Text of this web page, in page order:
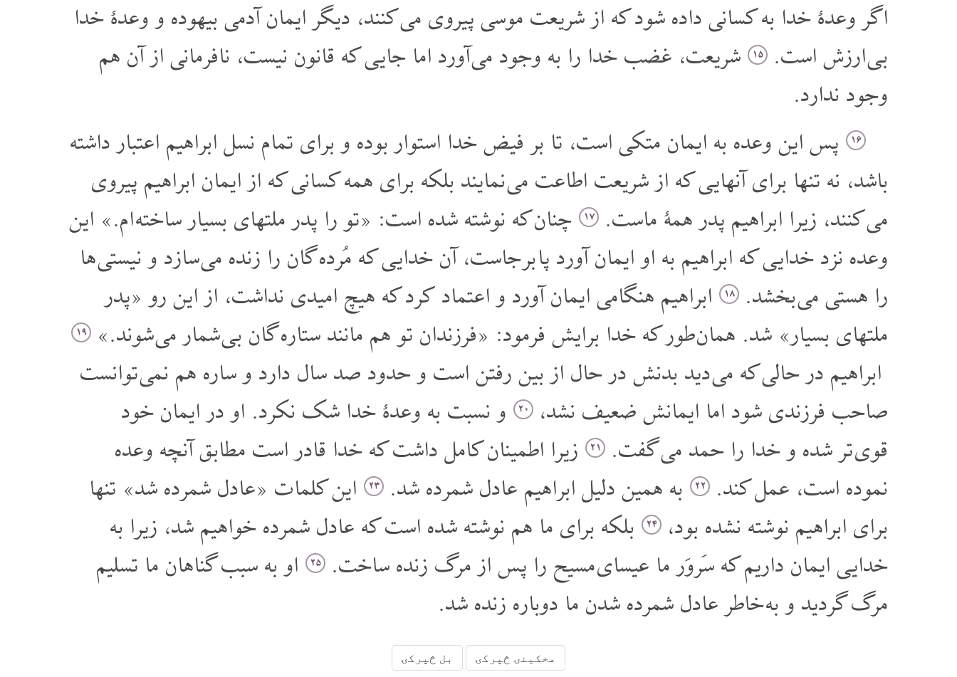
اگر وعدۀ خدا به کسانی داده شود که از شریعت موسی پیروی می کنند، دیگر ایمان آدمی بیهوده و وعدۀ خدا
بی ارزش است.
۱۵
شریعت، غضب خدا را به وجود می آورد اما جایی که قانون نیست، نافرمانی از آن هم
وجود ندارد.
۱۶
پس این وعده به ایمان متکی است، تا بر فیض خدا استوار بوده و برای تمام نسل ابراهیم اعتبار داشته
باشد، نه تنها برای آنهایی که از شریعت اطاعت می نمایند بلکه برای همه کسانی که از ایمان ابراهیم پیروی
می کنند، زیرا ابراهیم پدر همۀ ماست.
۱۷
چنان که نوشته شده است: «تو را پدر ملتهای بسیار ساخته ام.» این
وعده نزد خدایی که ابراهیم به او ایمان آورد پا بر جاست، آن خدایی که مُرده گان را زنده می سازد و نیستی ها
را هستی می بخشد.
۱۸
ابراهیم هنگامی ایمان آورد و اعتماد کرد که هیچ امیدی نداشت، از این رو «پدر
ملتهای بسیار» شد. همان طور که خدا برایش فرمود: «فرزندان تو هم مانند ستاره گان بی شمار می شوند.»
۱۹
ابراهیم در حالی که می دید بدنش در حال از بین رفتن است و حدود صد سال دارد و ساره هم نمی توانست
صاحب فرزندی شود اما ایمانش ضعیف نشد،
۲۰
و نسبت به وعدۀ خدا شک نکرد. او در ایمان خود
قوی تر شده و خدا را حمد می گفت.
۲۱
زیرا اطمینان کامل داشت که خدا قادر است مطابق آنچه وعده
نموده است، عمل کند.
۲۲ به همین دلیل ابراهیم عادل شمرده شد. ۲۳
این کلمات «عادل شمرده شد» تنها
برای ابراهیم نوشته نشده بود،
۲۴
بلکه برای ما هم نوشته شده است که عادل شمرده خواهیم شد، زیرا به
خدایی ایمان داریم که سَروَر ما عیسای مسیح را پس از مرگ زنده ساخت.
۲۵
او به سبب گناهان ما تسلیم
مرگ گردید و به خاطر عادل شمرده شدن ما دوباره زنده شد.
مخکینۍ څپرکۍ بل څپرکۍ